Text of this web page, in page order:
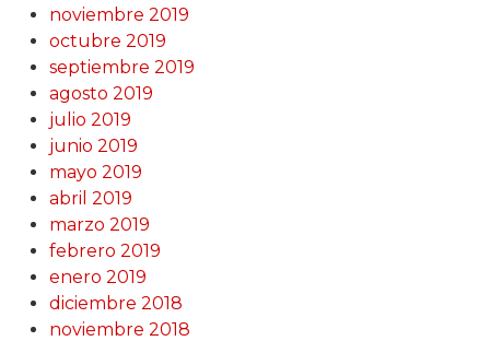
noviembre 2019
octubre 2019
septiembre 2019
agosto 2019
julio 2019
junio 2019
mayo 2019
abril 2019
marzo 2019
febrero 2019
enero 2019
diciembre 2018
noviembre 2018